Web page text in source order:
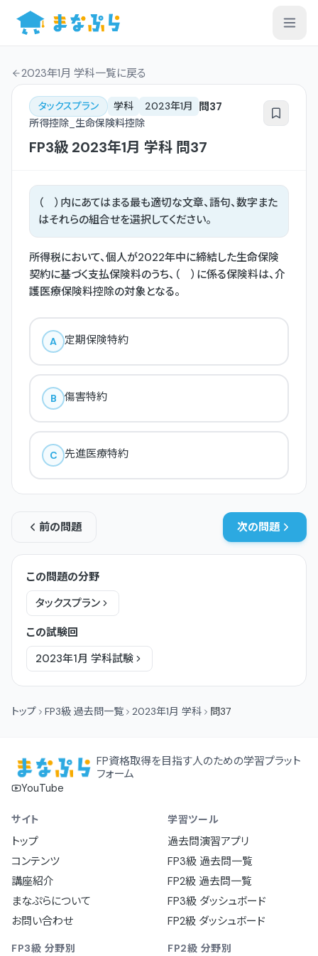
2023年1月 学科一覧に戻る
タックスプラン 学科 2023年1月 問37
所得控除_生命保険料控除
FP3級 2023年1月 学科 問37
（ ）内にあてはまる最も適切な文章、語句、数字また
はそれらの組合せを選択してください。
所得税において、個人が2022年中に締結した生命保険
契約に基づく支払保険料のうち、（ ）に係る保険料は、介
護医療保険料控除の対象となる。
A 定期保険特約
B 傷害特約
C 先進医療特約
前の問題 次の問題
この問題の分野
タックスプラン
この試験回
2023年1月 学科試験
トップ FP3級 過去問一覧 2023年1月 学科 問37
FP資格取得を目指す人のための学習プラット
フォーム
YouTube
サイト
トップ
コンテンツ
講座紹介
まなぷらについて
お問い合わせ
学習ツール
過去問演習アプリ
FP3級 過去問一覧
FP2級 過去問一覧
FP3級 ダッシュボード
FP2級 ダッシュボード
FP3級 分野別 FP2級 分野別